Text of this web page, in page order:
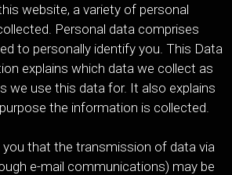
website, a variety of personal
Personal data comprises
to personally identify you. This Data
explains which data we collect as
we use this data for. It also explains
the information is collected.
you that the transmission of data via
e-mail communications) may be